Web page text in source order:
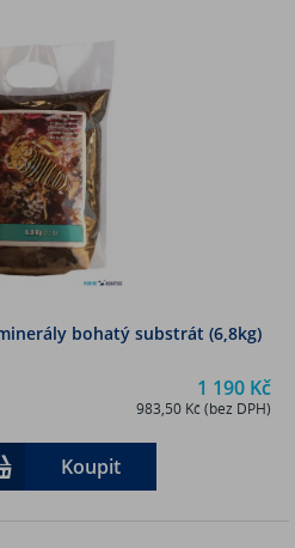
bohatý substrát (6,8kg)
1 190 Kč
983,50 Kč (bez DPH)
Koupit